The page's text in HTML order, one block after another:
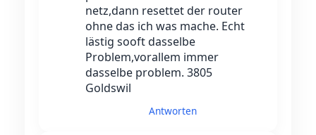
netz,dann resettet der router
ohne das ich was mache. Echt
lästig sooft dasselbe
Problem,vorallem immer
dasselbe problem. 3805
Goldswil
Antworten